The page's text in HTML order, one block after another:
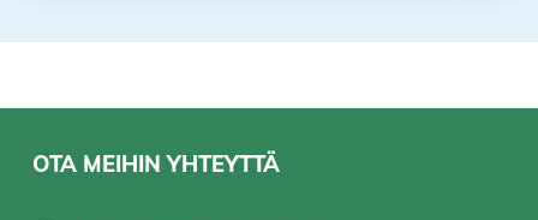
OTA MEIHIN YHTEYTTÄ